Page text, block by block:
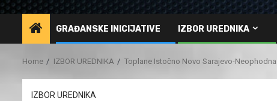
GRAĐANSKE INICIJATIVE IZBOR UREDNIKA
Home IZBOR UREDNIKA Toplane Istočno Novo Sarajevo-
IZBOR UREDNIKA